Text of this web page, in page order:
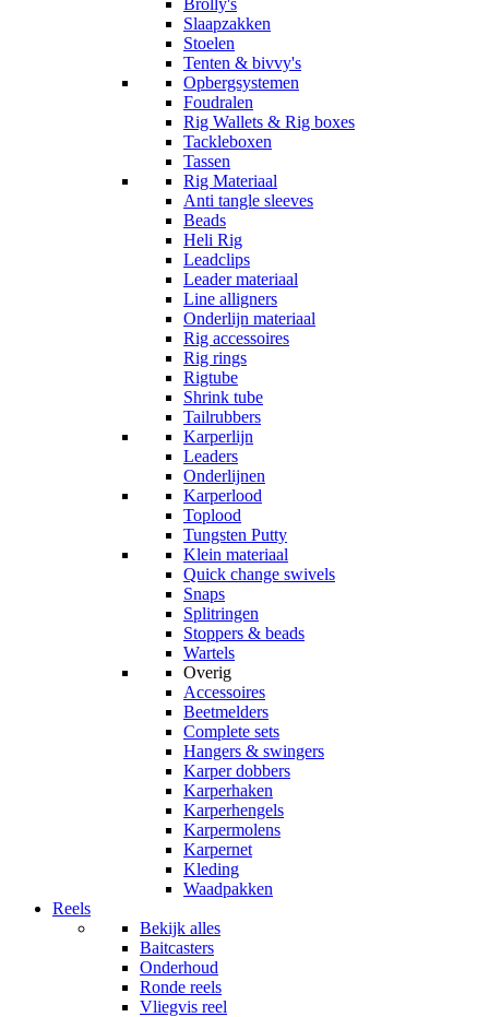
Brolly's
Slaapzakken
Stoelen
Tenten & bivvy's
Opbergsystemen
Foudralen
Rig Wallets & Rig boxes
Tackleboxen
Tassen
Rig Materiaal
Anti tangle sleeves
Beads
Heli Rig
Leadclips
Leader materiaal
Line alligners
Onderlijn materiaal
Rig accessoires
Rig rings
Rigtube
Shrink tube
Tailrubbers
Karperlijn
Leaders
Onderlijnen
Karperlood
Toplood
Tungsten Putty
Klein materiaal
Quick change swivels
Snaps
Splitringen
Stoppers & beads
Wartels
Overig
Accessoires
Beetmelders
Complete sets
Hangers & swingers
Karper dobbers
Karperhaken
Karperhengels
Karpermolens
Karpernet
Kleding
Waadpakken
Reels
Bekijk alles
Baitcasters
Onderhoud
Ronde reels
Vliegvis reel